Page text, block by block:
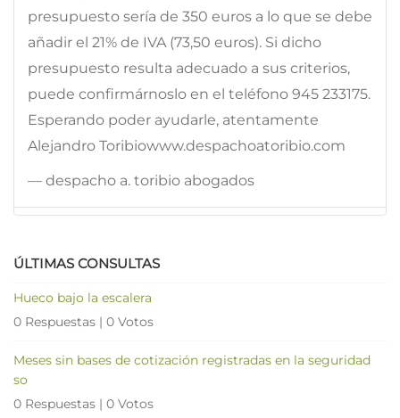
presupuesto sería de 350 euros a lo que se debe
añadir el 21% de IVA (73,50 euros). Si dicho
presupuesto resulta adecuado a sus criterios,
puede confirmárnoslo en el teléfono 945 233175.
Esperando poder ayudarle, atentamente
Alejandro Toribiowww.despachoatoribio.com
— despacho a. toribio abogados
ÚLTIMAS CONSULTAS
Hueco bajo la escalera
0 Respuestas | 0 Votos
Meses sin bases de cotización registradas en la seguridad
so
0 Respuestas | 0 Votos